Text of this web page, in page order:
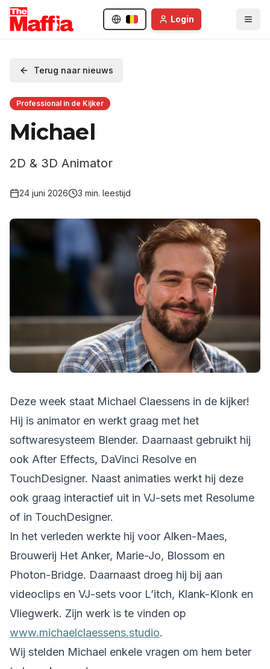
Login
Terug naar nieuws
Professional in de Kijker
Michael
2D & 3D Animator
24 juni 2026 3 min. leestijd
Deze week staat Michael Claessens in de kijker!
Hij is animator en werkt graag met het
softwaresysteem Blender. Daarnaast gebruikt hij
ook After Effects, DaVinci Resolve en
TouchDesigner. Naast animaties werkt hij deze
ook graag interactief uit in VJ-sets met Resolume
of in TouchDesigner.
In het verleden werkte hij voor Alken-Maes,
Brouwerij Het Anker, Marie-Jo, Blossom en
Photon-Bridge. Daarnaast droeg hij bij aan
videoclips en VJ-sets voor L’itch, Klank-Klonk en
Vliegwerk. Zijn werk is te vinden op
www.michaelclaessens.studio.
Wij stelden Michael enkele vragen om hem beter